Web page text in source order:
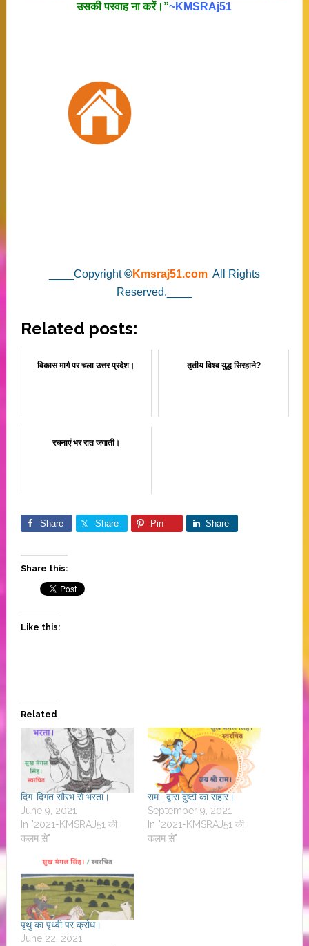
उसकी परवाह ना करें।”~KMSRAj51
____Copyright©Kmsraj51.com All Rights
Reserved.____
Related posts:
विकास मार्ग पर चला उत्तर प्रदेश। तृतीय विश्व युद्ध सिरहाने?
रचनाएं भर रात जगाती।
Share Share Pin Share
Share this:
Like this:
Related
दिग-दिगंत सौरभ से भरता।
June 9, 2021
In "2021-KMSRAJ51 की
कलम से"
राम : द्वारा दुष्टों का संहार।
September 9, 2021
In "2021-KMSRAJ51 की
कलम से"
पृथु का पृथ्वी पर क्रोध।
June 22, 2021